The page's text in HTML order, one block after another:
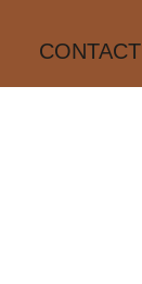
CONTACT